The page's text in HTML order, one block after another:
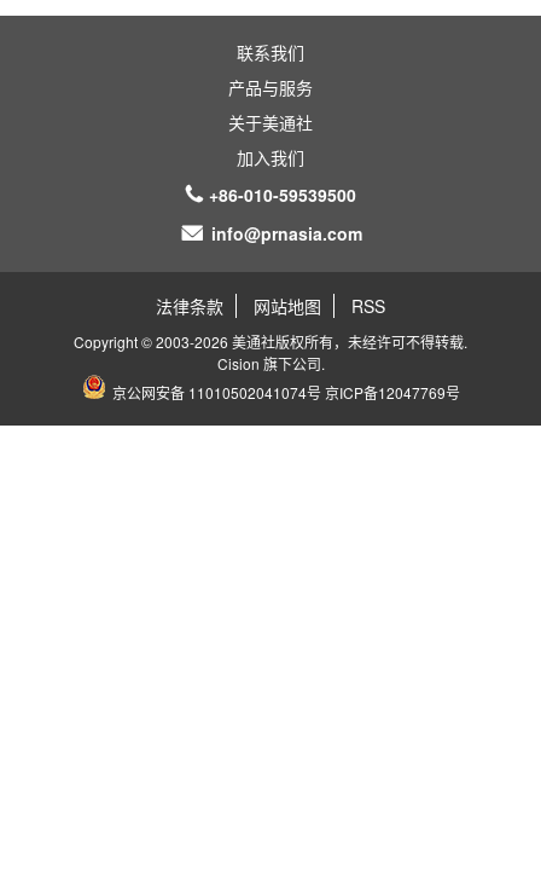
联系我们
产品与服务
关于美通社
加入我们
+86-010-59539500
info@prnasia.com
法律条款 网站地图 RSS
Copyright © 2003-2026 美通社版权所有，未经许可不得转载.
Cision 旗下公司.
京公网安备 11010502041074号 京ICP备12047769号